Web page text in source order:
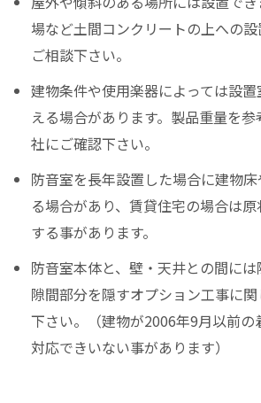
場など土間コンクリートの上への
ご相談下さい。
建物条件や使用楽器によっては設
える場合があります。製品重量を
社にご確認下さい。
防音室を長年設置した場合に建物
る場合があり、賃貸住宅の場合は
する事があります。
防音室本体と、壁・天井との間には
隙間部分を隠すオプション工事に
下さい。（建物が2006年9月以前の
対応できいない事があります）